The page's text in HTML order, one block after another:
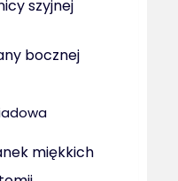
szyjnej
bocznej
miękkich